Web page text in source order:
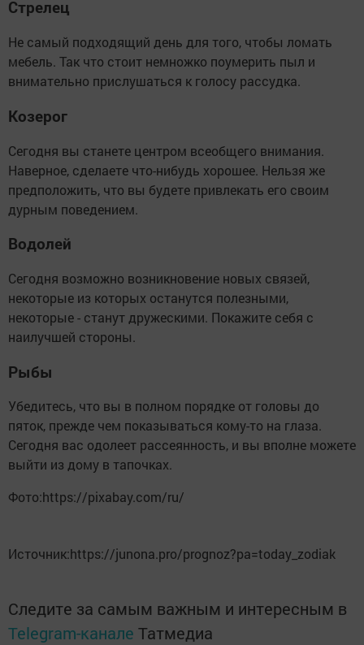
Стрелец
Не самый подходящий день для того, чтобы ломать
мебель. Так что стоит немножко поумерить пыл и
внимательно прислушаться к голосу рассудка.
Козерог
Сегодня вы станете центром всеобщего внимания.
Наверное, сделаете что-нибудь хорошее. Нельзя же
предположить, что вы будете привлекать его своим
дурным поведением.
Водолей
Сегодня возможно возникновение новых связей,
некоторые из которых останутся полезными,
некоторые - станут дружескими. Покажите себя с
наилучшей стороны.
Рыбы
Убедитесь, что вы в полном порядке от головы до
пяток, прежде чем показываться кому-то на глаза.
Сегодня вас одолеет рассеянность, и вы вполне можете
выйти из дому в тапочках.
Фото:https://pixabay.com/ru/
Источник:https://junona.pro/prognoz?pa=today_zodiak
Следите за самым важным и интересным в
Telegram-канале Татмедиа